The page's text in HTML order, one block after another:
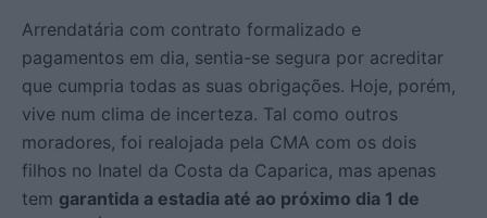
Arrendatária com contrato formalizado e
pagamentos em dia, sentia-se segura por acreditar
que cumpria todas as suas obrigações. Hoje, porém,
vive num clima de incerteza. Tal como outros
moradores, foi realojada pela CMA com os dois
filhos no Inatel da Costa da Caparica, mas apenas
tem garantida a estadia até ao próximo dia 1 de